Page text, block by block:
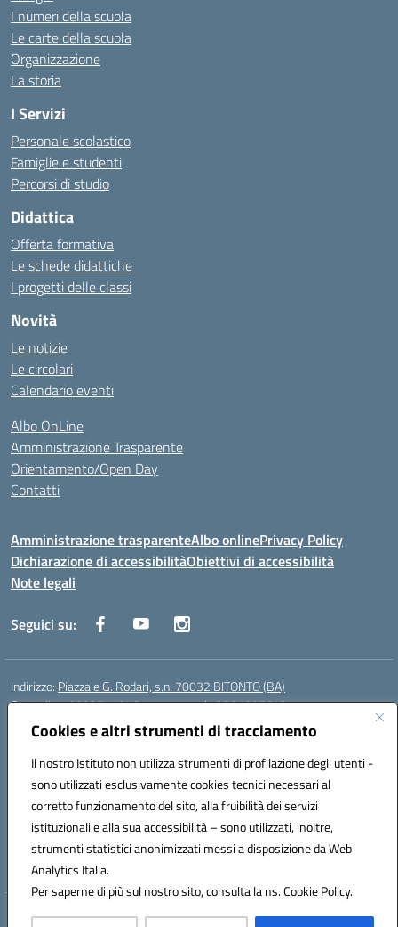
Cookies e altri strumenti di tracciamento
Il nostro Istituto non utilizza strumenti di profilazione degli utenti -
sono utilizzati esclusivamente cookies tecnici necessari al
corretto funzionamento del sito, alla fruibilità dei servizi
istituzionali e alla sua accessibilità – sono utilizzati, inoltre,
strumenti statistici anonimizzati messi a disposizione da Web
Analytics Italia.
Per saperne di più sul nostro sito, consulta la ns. Cookie Policy.
I numeri della scuola
Le carte della scuola
Organizzazione
La storia
I Servizi
Personale scolastico
Famiglie e studenti
Percorsi di studio
Didattica
Offerta formativa
Le schede didattiche
I progetti delle classi
Novità
Le notizie
Le circolari
Calendario eventi
Albo OnLine
Amministrazione Trasparente
Orientamento/Open Day
Contatti
Amministrazione trasparenteAlbo onlinePrivacy Policy
Dichiarazione di accessibilitàObiettivi di accessibilità
Note legali
Seguici su:
Indirizzo: Piazzale G. Rodari, s.n. 70032 BITONTO (BA)
Centralino:0803741816 - corso serale 3381807642
Email: BATD220004@istruzione.it
Posta elettronica certificata (PEC):batd220004@pec.istruzione.it
Codice meccanografico:BATD220004
Codice Indice delle Pubbliche Amministrazioni (IPA): itcvg
Codice unico di fatturazione (CUF): UFIJVU
la scuola è raggiungibile anche al numero: ☎️ 3520316918
Hosting & Powered by 3D Solution S.r.l.